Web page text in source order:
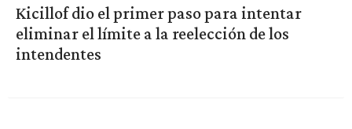
Kicillof dio el primer paso para intentar
eliminar el límite a la reelección de los
intendentes